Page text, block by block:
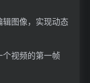
图像，实现动态
视频的第一帧